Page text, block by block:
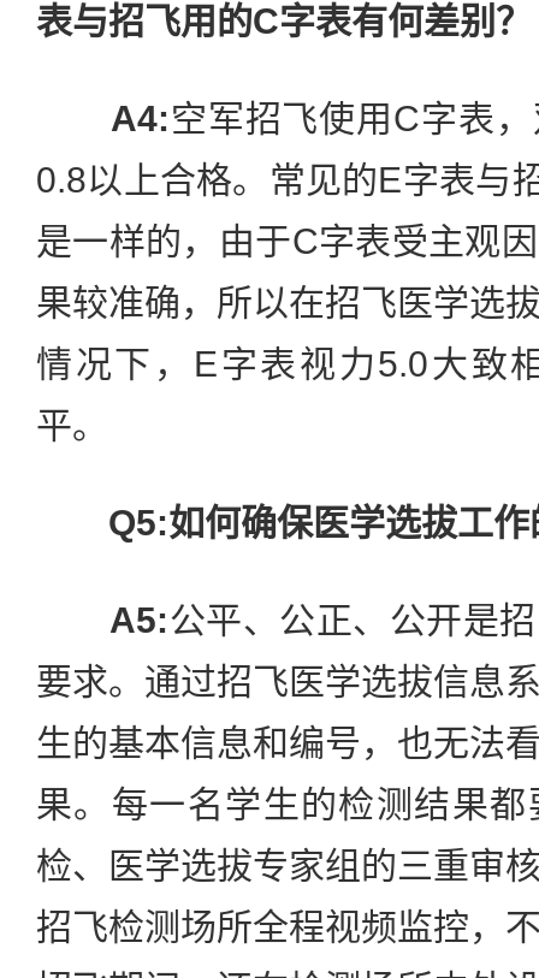
表与招飞用的C字表有何差别？
A4:空军招飞使用C字表
0.8以上合格。常见的E字表与
是一样的，由于C字表受主观
果较准确，所以在招飞医学选
情况下，E字表视力5.0大致
平。
Q5:如何确保医学选拔工
A5:公平、公正、公开是
要求。通过招飞医学选拔信息
生的基本信息和编号，也无法
果。每一名学生的检测结果
检、医学选拔专家组的三重审
招飞检测场所全程视频监控，